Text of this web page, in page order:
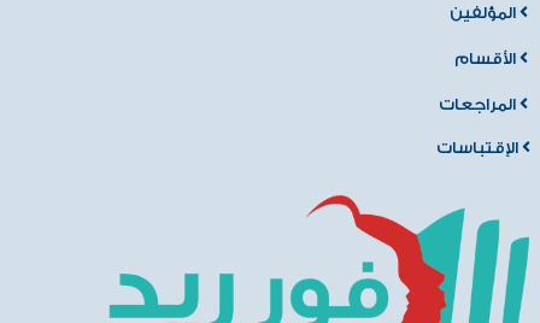
المؤلفين
الأقسام
المراجعات
الإقتباسات